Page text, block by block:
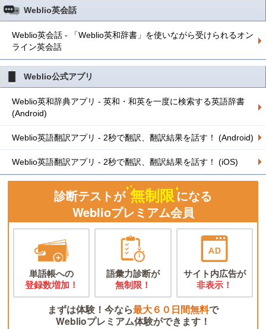
Weblio英会話
Weblio英会話 - 「Weblio英和辞書」を使いながら受けられるオン
ライン英会話
Weblio公式アプリ
Weblio英和辞典アプリ - 英和・和英を一度に検索する英語辞書
(Android)
Weblio英語翻訳アプリ - 2秒で翻訳、翻訳結果を話す！ (Android)
Weblio英語翻訳アプリ - 2秒で翻訳、翻訳結果を話す！ (iOS)
診断テストが 無制限になる
Weblioプレミアム会員
単語帳への
登録数増加！
語彙力診断が
無制限！
サイト内広告が
非表示！
まずは体験！今なら最大６０日間無料で
Weblioプレミアム体験ができます！